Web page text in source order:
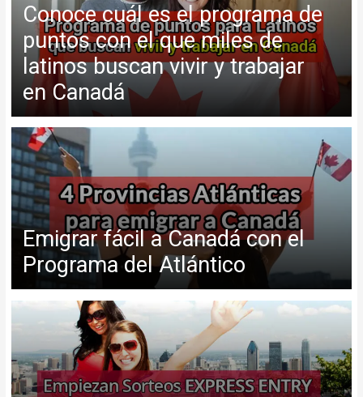
Conoce cuál es el programa de
puntos con el que miles de
latinos buscan vivir y trabajar
en Canadá
Emigrar fácil a Canadá con el
Programa del Atlántico